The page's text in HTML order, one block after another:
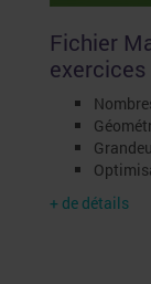
Fichier
exercices
+ de détails